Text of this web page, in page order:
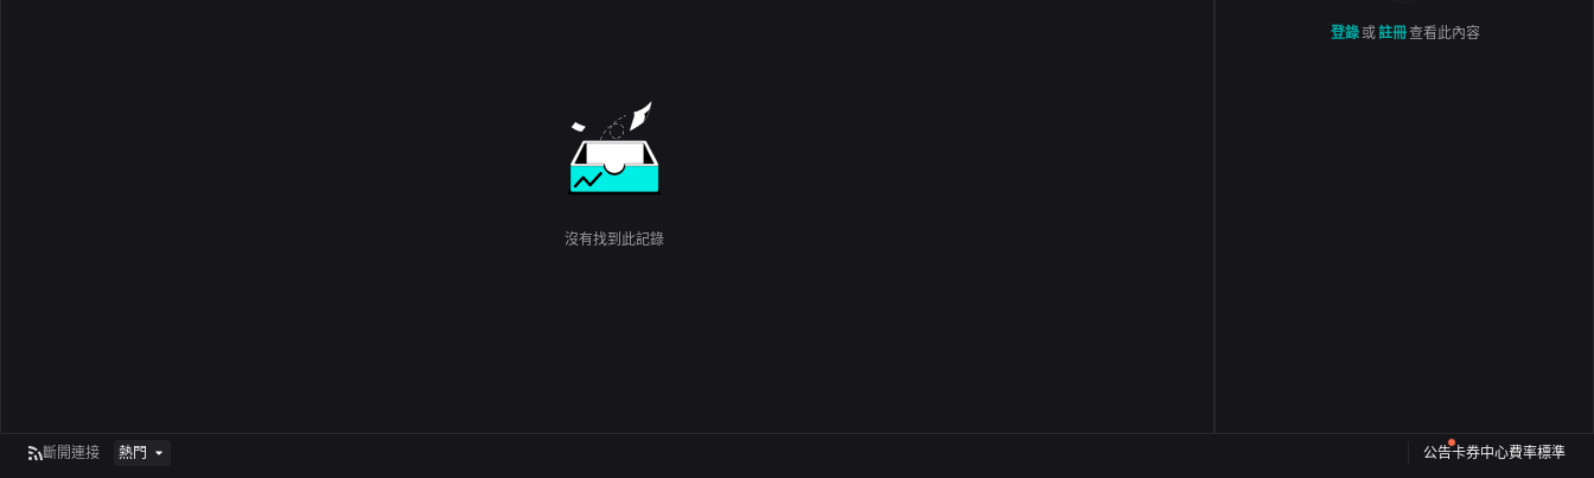
沒有找到此記錄
登錄或註冊查看此內容
斷開連接 熱門 公告卡券中心費率標準